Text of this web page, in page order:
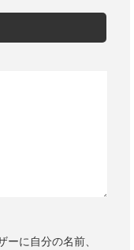
に自分の名前、